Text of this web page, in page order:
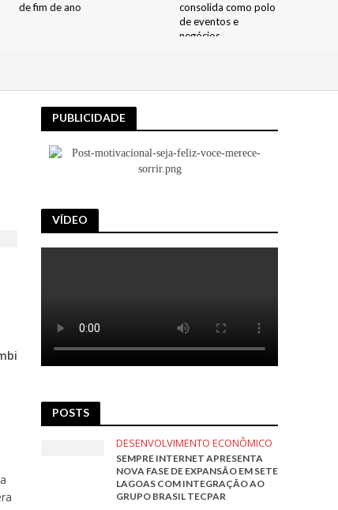
de fim de ano
consolida como polo
de eventos e
negócios
PUBLICIDADE
VÍDEO
POSTS
DESENVOLVIMENTO ECONÔMICO
SEMPRE INTERNET APRESENTA
NOVA FASE DE EXPANSÃO EM SETE
LAGOAS COM INTEGRAÇÃO AO
GRUPO BRASIL TECPAR